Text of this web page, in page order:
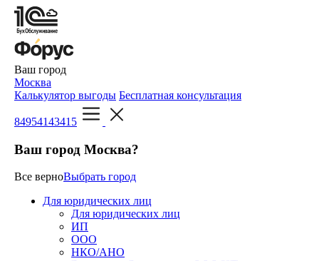
Ваш город
Москва
Калькулятор выгоды Бесплатная консультация
84954143415
Ваш город Москва?
Все верноВыбрать город
Для юридических лиц
Для юридических лиц
ИП
ООО
НКО/АНО